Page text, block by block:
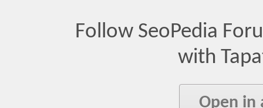
Follow SeoPedia
with
Open in